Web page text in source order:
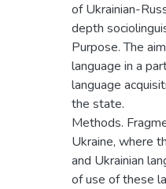
of Ukrainian-
depth
Purpose. The
language in a
language
the state.
Methods.
Ukraine, where
and Ukrainian
of use of these